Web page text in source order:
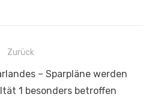
Zurück
– Sparpläne werden
1 besonders betroffen